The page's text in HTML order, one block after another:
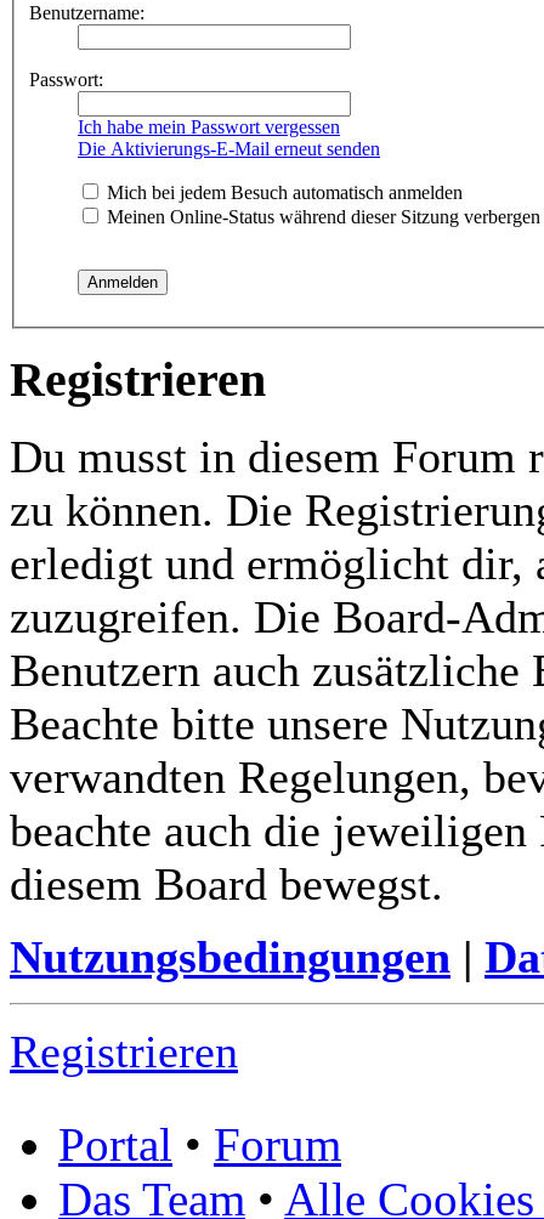
Benutzername:
Passwort:
Ich habe mein Passwort vergessen
Die Aktivierungs-E-Mail erneut senden
Mich bei jedem Besuch automatisch anmelden
Meinen Online-Status während dieser Sitzung verbergen
Registrieren
Du musst in diesem Forum
zu können. Die
erledigt und ermöglicht dir,
zuzugreifen. Die Board-
Benutzern auch zusätzliche
Beachte bitte unsere
verwandten Regelungen,
beachte auch die
diesem Board bewegst.
Nutzungsbedingungen |
Registrieren
Portal • Forum
Das Team • Alle Cookies